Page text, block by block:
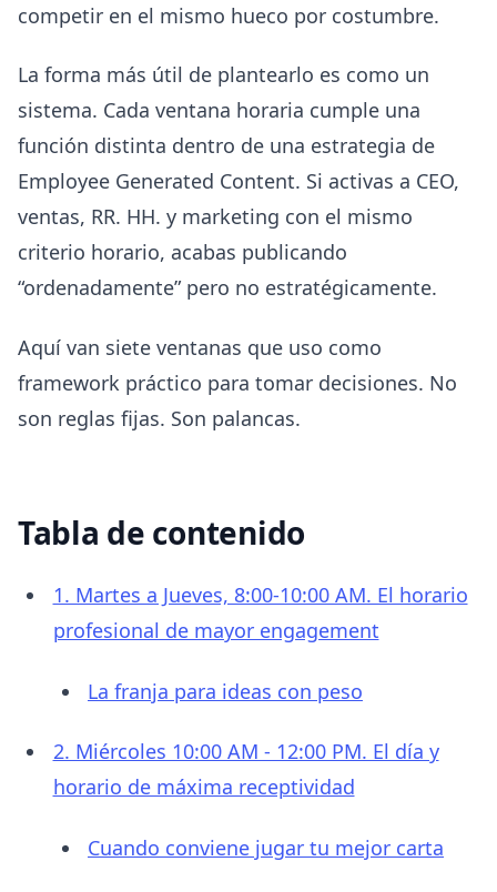
competir en el mismo hueco por costumbre.
La forma más útil de plantearlo es como un
sistema. Cada ventana horaria cumple una
función distinta dentro de una estrategia de
Employee Generated Content. Si activas a CEO,
ventas, RR. HH. y marketing con el mismo
criterio horario, acabas publicando
“ordenadamente” pero no estratégicamente.
Aquí van siete ventanas que uso como
framework práctico para tomar decisiones. No
son reglas fijas. Son palancas.
Tabla de contenido
1. Martes a Jueves, 8:00-10:00 AM. El horario
profesional de mayor engagement
La franja para ideas con peso
2. Miércoles 10:00 AM - 12:00 PM. El día y
horario de máxima receptividad
Cuando conviene jugar tu mejor carta